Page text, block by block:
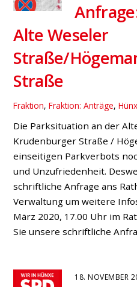
Alte Weseler
Straße/
Straße
Fraktion,Fraktion: Anträge,
Die Parksituation an der
Krudenburger Straße /
einseitigen Parkverbots
und Unzufriedenheit.
schriftliche Anfrage ans
Verwaltung um weitere
März 2020, 17.00 Uhr im
Sie unsere schriftliche
18. NOVEMBER